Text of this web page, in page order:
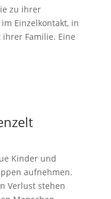
zu ihrer
Einzelkontakt, in
Familie. Eine
Kinder und
aufnehmen.
Verlust stehen